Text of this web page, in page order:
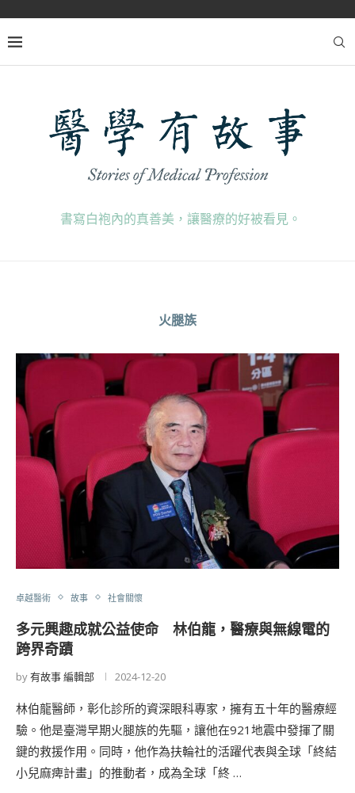
書寫白袍內的真善美，讓醫療的好被看見。
火腿族
卓越醫術 故事 社會關懷
多元興趣成就公益使命 林伯龍，醫療與無線電的
跨界奇蹟
by有故事 編輯部 2024-12-20
林伯龍醫師，彰化診所的資深眼科專家，擁有五十年的醫療經
驗。他是臺灣早期火腿族的先驅，讓他在921地震中發揮了關
鍵的救援作用。同時，他作為扶輪社的活躍代表與全球「終結
小兒麻痺計畫」的推動者，成為全球「終 …